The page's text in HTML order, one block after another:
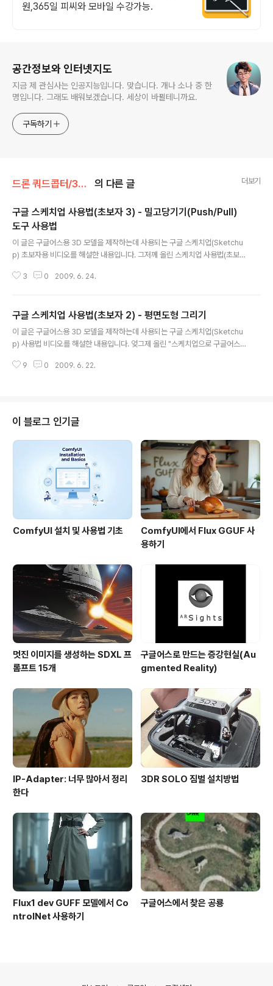
원,365일 피씨와 모바일 수강가능.
공간정보와 인터넷지도
지금 제 관심사는 인공지능입니다. 맞습니다. 개나 소나 중 한
명입니다. 그래도 배워보겠습니다. 세상이 바뀔테니까요.
구독하기
드론 쿼드콥터/3D 프린팅 의 다른 글 더보기
구글 스케치업 사용법(초보자 3) - 밀고당기기(Push/Pull)
도구 사용법
이 글은 구글어스용 3D 모델을 제작하는데 사용되는 구글 스케치업(Sketchu
p) 초보자용 비디오를 해설한 내용입니다. 그저께 올린 스케치업 사용법(초보자
대해 설명했습니다. 대략적으로, 동일한 평면에 폐곡선을 그리면 평면도형이 생
드 받으셨다면, 아래 비디오에 나오는 내용과 동일한 환경을 맞추기 위하여 "Vi
ew->Tool Bars-> Large Toolset"을 선택해 두는 것이 좋습니다. 오늘은
평면도형을 3D 로 만들 때 사용하는 밀고당기기(Push..
3 0 2009. 6. 24.
구글 스케치업 사용법(초보자 2) - 평면도형 그리기
이 글은 구글어스용 3D 모델을 제작하는데 사용되는 구글 스케치업(Sketchu
p) 사용법 비디오를 해설한 내용입니다. 엊그제 올린 "스케치업으로 구글어스
로 알아야할 개념에 대해 설명했습니다. 아울러, 회전(Orbit), 확대축소(Zoo
다. 여기에서는 가장 기초적으로 선(Line) 도구를 이용하여 평면도형을 만드는
방법, 주의해야 할 사항, 그리고 알아두면 편리한 사항 등을 설명하고 있습니
다...
9 0 2009. 6. 22.
이 블로그 인기글
ComfyUI 설치 및 사용법 기초
ComfyUI에서 Flux GGUF 사
용하기
멋진 이미지를 생성하는 SDXL 프
롬프트 15개
구글어스로 만드는 증강현실(Au
gmented Reality)
IP-Adapter: 너무 많아서 정리
한다
3DR SOLO 짐벌 설치방법
Flux1 dev GUFF 모델에서 Co
ntrolNet 사용하기
구글어스에서 찾은 공룡